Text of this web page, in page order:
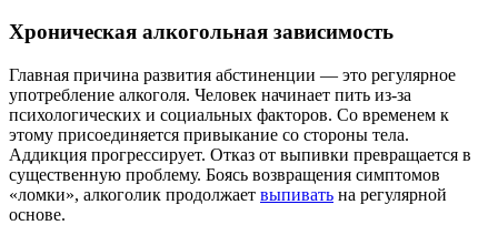
Хроническая алкогольная зависимость
Главная причина развития абстиненции — это регулярное
употребление алкоголя. Человек начинает пить из-за
психологических и социальных факторов. Со временем к
этому присоединяется привыкание со стороны тела.
Аддикция прогрессирует. Отказ от выпивки превращается в
существенную проблему. Боясь возвращения симптомов
«ломки», алкоголик продолжает выпивать на регулярной
основе.